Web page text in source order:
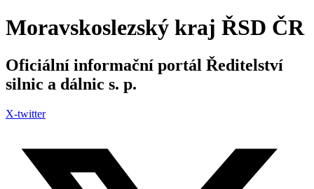
Moravskoslezský kraj ŘSD ČR
Oficiální informační portál Ředitelství
silnic a dálnic s. p.
X-twitter